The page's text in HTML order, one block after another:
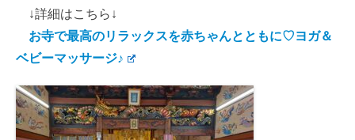
↓詳細はこちら↓
お寺で最高のリラックスを赤ちゃんとともに♡ヨガ＆
ベビーマッサージ♪